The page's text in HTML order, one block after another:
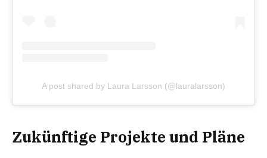
A post shared by Laura Larsson (@lauralarsson)
Zukünftige Projekte und Pläne